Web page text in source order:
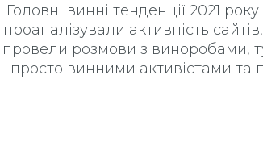
Головні винні тенденції 2021
проаналізували активність
провели розмови з виноробами,
просто винними активістами та